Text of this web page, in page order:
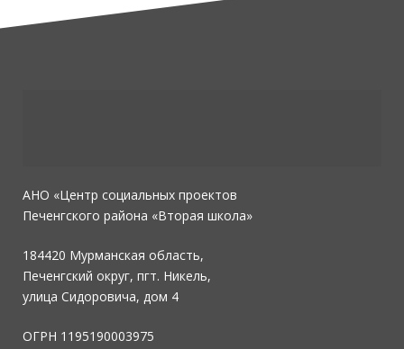
АНО «Центр социальных проектов
Печенгского района «Вторая школа»
184420 Мурманская область,
Печенгский округ, пгт. Никель,
улица Сидоровича, дом 4
ОГРН 1195190003975